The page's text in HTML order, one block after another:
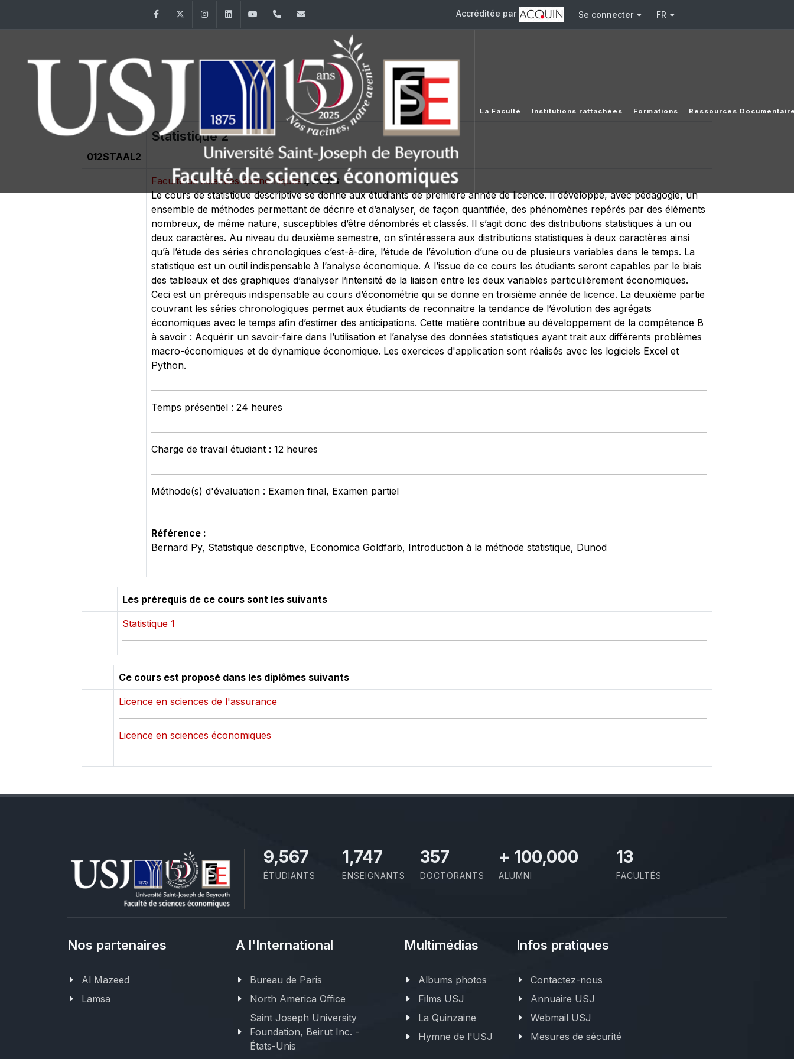
FacebookTwitter InstagramLinkedInYouTube+961 (1) 421 644 Accréditée par Se connecter FR
La Faculté Institutions rattachées Formations Ressources
012STAAL2
Statistique 2
Faculté de sciences économiques4 crédits
Le cours de statistique descriptive se donne aux étudiants de première année de licence. Il développe, avec pédagogie, un
ensemble de méthodes permettant de décrire et d’analyser, de façon quantifiée, des phénomènes repérés par des éléments
nombreux, de même nature, susceptibles d’être dénombrés et classés. Il s’agit donc des distributions statistiques à un ou
deux caractères. Au niveau du deuxième semestre, on s’intéressera aux distributions statistiques à deux caractères ainsi
qu’à l’étude des séries chronologiques c’est-à-dire, l’étude de l’évolution d’une ou de plusieurs variables dans le temps. La
statistique est un outil indispensable à l’analyse économique. A l’issue de ce cours les étudiants seront capables par le biais
des tableaux et des graphiques d’analyser l’intensité de la liaison entre les deux variables particulièrement économiques.
Ceci est un prérequis indispensable au cours d’économétrie qui se donne en troisième année de licence. La deuxième partie
couvrant les séries chronologiques permet aux étudiants de reconnaitre la tendance de l’évolution des agrégats
économiques avec le temps afin d’estimer des anticipations. Cette matière contribue au développement de la compétence B
à savoir : Acquérir un savoir-faire dans l’utilisation et l’analyse des données statistiques ayant trait aux différents problèmes
macro-économiques et de dynamique économique. Les exercices d'application sont réalisés avec les logiciels Excel et
Python.
Temps présentiel : 24 heures
Charge de travail étudiant : 12 heures
Méthode(s) d'évaluation : Examen final, Examen partiel
Référence :
Bernard Py, Statistique descriptive, Economica Goldfarb, Introduction à la méthode statistique, Dunod
Les prérequis de ce cours sont les suivants
Statistique 1
Ce cours est proposé dans les diplômes suivants
Licence en sciences de l'assurance
Licence en sciences économiques
11,110
ÉTUDIANTS
2,029
ENSEIGNANTS
414
DOCTORANTS
+ 100,000
ALUMNI
13
FACULTÉS
Nos partenaires
Al Mazeed
Lamsa
A l'International
Bureau de Paris
North America Office
Saint Joseph University
Foundation, Beirut Inc. -
États-Unis
Multimédias
Albums photos
Films USJ
La Quinzaine
Hymne de l'USJ
Infos pratiques
Contactez-nous
Annuaire USJ
Webmail USJ
Mesures de sécurité